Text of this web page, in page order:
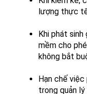
lượng thực
Khi phát sinh
mềm cho
không bắt
Hạn chế việc
trong quản